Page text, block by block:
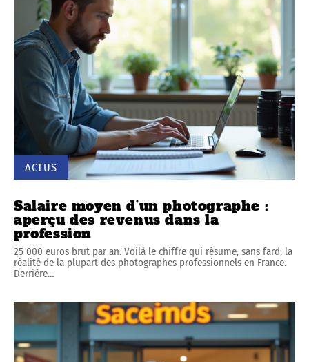
ACTUS
Salaire moyen d’un photographe :
aperçu des revenus dans la
profession
25 000 euros brut par an. Voilà le chiffre qui résume, sans fard, la
réalité de la plupart des photographes professionnels en France.
Derrière…